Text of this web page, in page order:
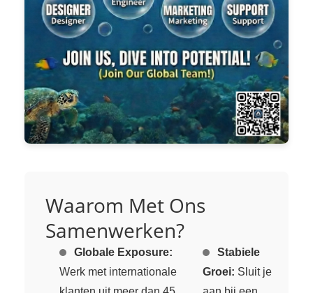
Waarom Met Ons
Samenwerken?
Globale Exposure:
Werk met internationale
Stabiele
Groei: Sluit je